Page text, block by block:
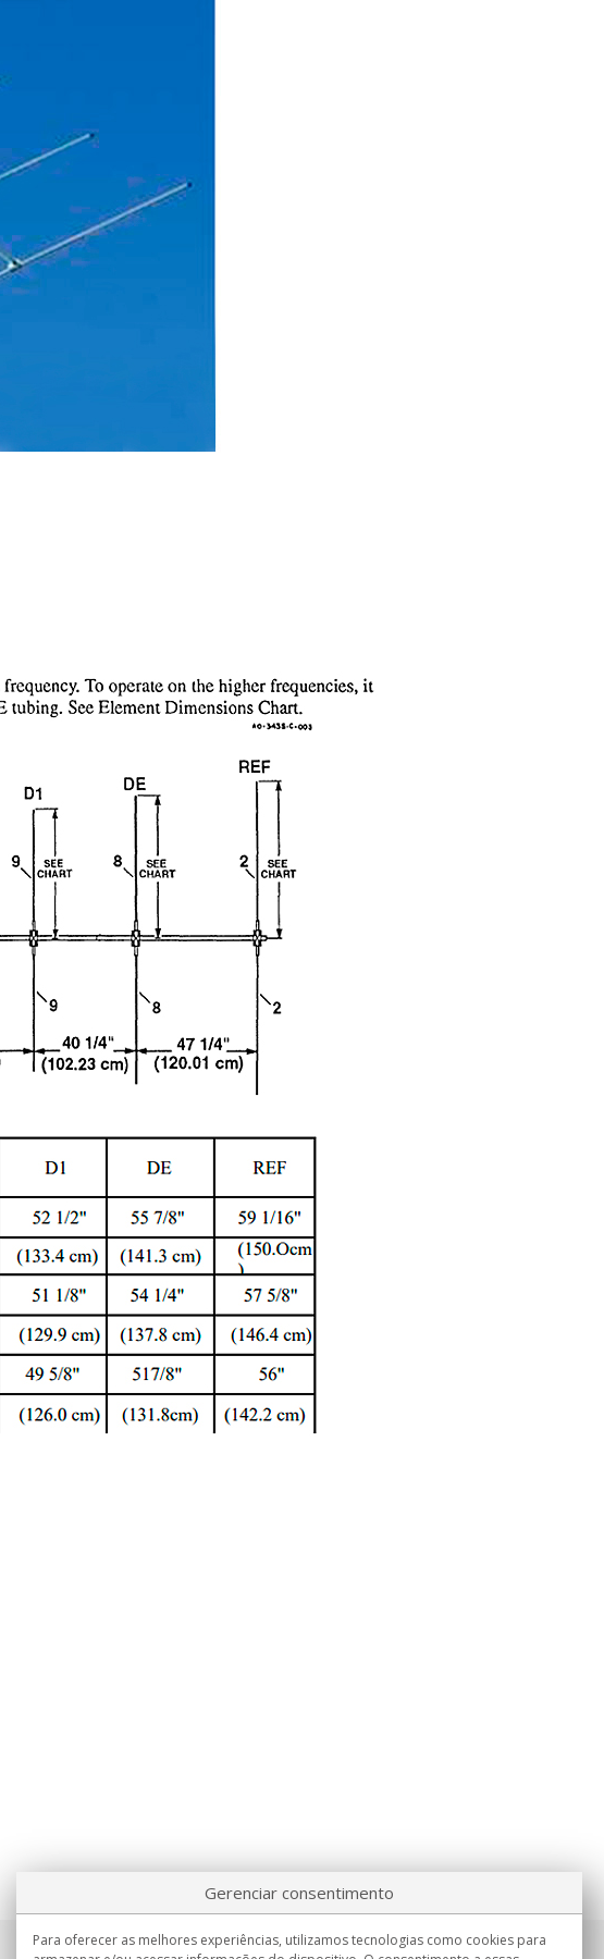
Gerenciar consentimento
Para oferecer as melhores experiências, utilizamos tecnologias como cookies para